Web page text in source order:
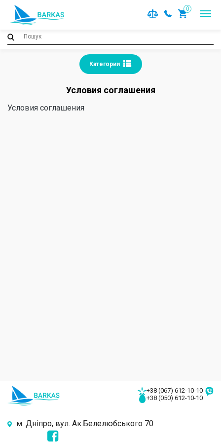
0
Категории
Условия соглашения
Условия соглашения
+38 (067) 612-10-10
+38 (050) 612-10-10
м. Дніпро, вул. Ак.Белелюбського 70